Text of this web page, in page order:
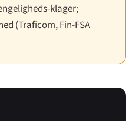
klager;
(Traficom, Fin-FSA